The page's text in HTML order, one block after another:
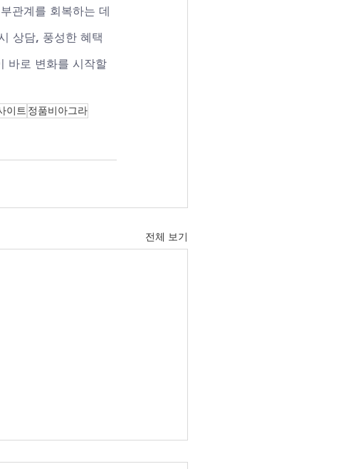
관계를 회복하는 데
상담, 풍성한 혜택
바로 변화를 시작할
이트 정품비아그라
전체 보기